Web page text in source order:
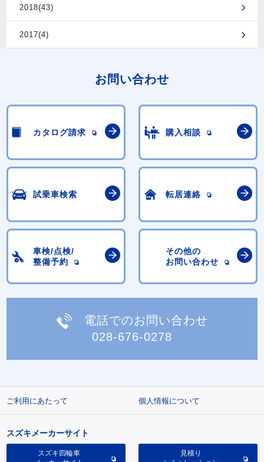
2018(43)
2017(4)
お問い合わせ
カタログ請求 購入相談
試乗車検索 転居連絡
車検/点検/
整備予約
その他の
お問い合わせ
電話でのお問い合わせ
028-676-0278
ご利用にあたって 個人情報について
スズキメーカーサイト
スズキ四輪車
見積り